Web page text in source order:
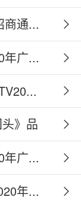
商通...
年广...
》品
年广...
年...